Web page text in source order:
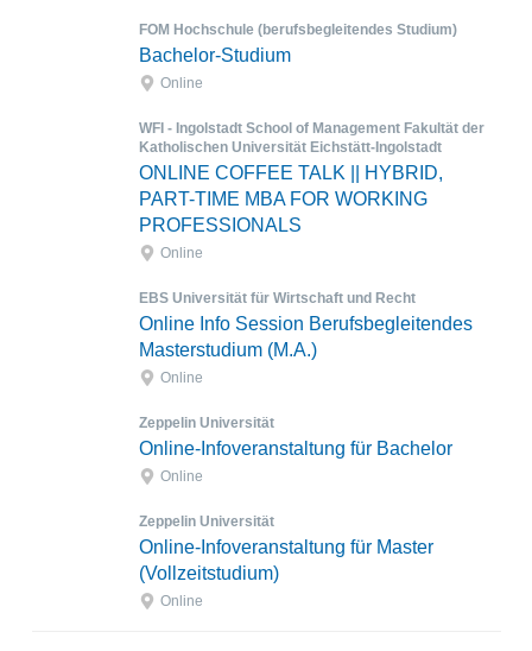
FOM Hochschule (berufsbegleitendes Studium)
Bachelor-Studium
Online
WFI - Ingolstadt School of Management Fakultät der
Katholischen Universität Eichstätt-Ingolstadt
ONLINE COFFEE TALK || HYBRID,
PART-TIME MBA FOR WORKING
PROFESSIONALS
Online
EBS Universität für Wirtschaft und Recht
Online Info Session Berufsbegleitendes
Masterstudium (M.A.)
Online
Zeppelin Universität
Online-Infoveranstaltung für Bachelor
Online
Zeppelin Universität
Online-Infoveranstaltung für Master
(Vollzeitstudium)
Online